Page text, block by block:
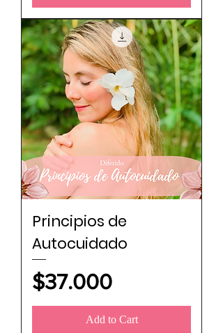
Principios de
Autocuidado
Price
$37.000
Add to Cart